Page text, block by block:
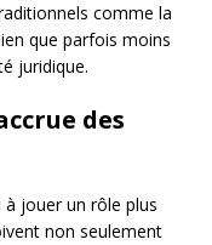
comme la
que parfois moins
juridique.
des
jouer un rôle plus
non seulement